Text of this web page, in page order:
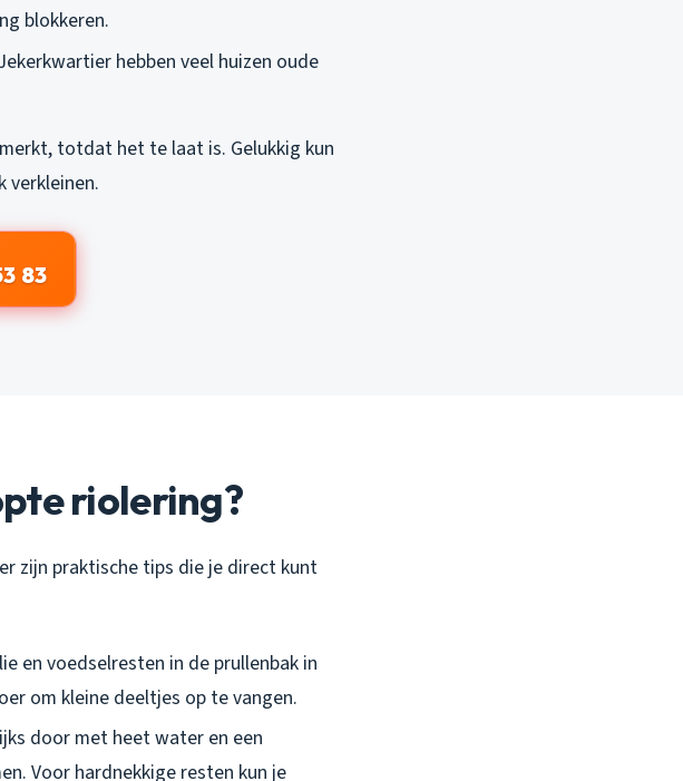
blokkeren.
hebben veel huizen oude
totdat het te laat is. Gelukkig kun
verkleinen.
83
riolering?
zijn praktische tips die je direct kunt
en voedselresten in de prullenbak in
om kleine deeltjes op te vangen.
door met heet water en een
Voor hardnekkige resten kun je